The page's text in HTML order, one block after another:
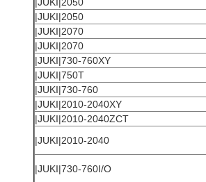
|JUKI|2050
|JUKI|2070
|JUKI|2070
|JUKI|730-760XY
|JUKI|750T
|JUKI|730-760
|JUKI|2010-2040XY
|JUKI|2010-2040ZCT
|JUKI|2010-2040
|JUKI|730-760I/O